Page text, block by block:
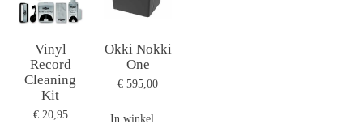
Vinyl
Record
Cleaning
Kit
€ 20,95
Okki Nokki
One
€ 595,00
In winkelwagen